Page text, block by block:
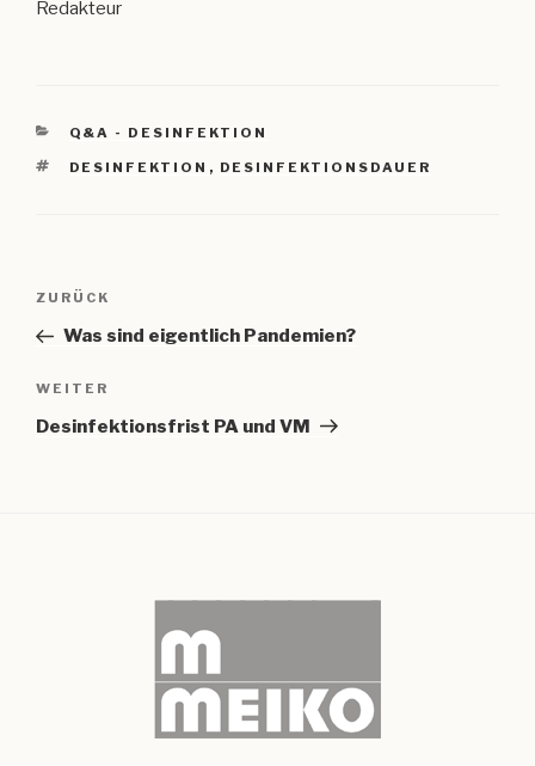
Redakteur
KATEGORIEN
Q&A - DESINFEKTION
SCHLAGWÖRTER
DESINFEKTION , DESINFEKTIONSDAUER
Beitragsnavigation
Vorheriger
Beitrag
ZURÜCK
Was sind eigentlich Pandemien?
Nächster
Beitrag
WEITER
Desinfektionsfrist PA und VM